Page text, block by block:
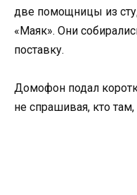
две помощницы из
«Маяк». Они
поставку.
Домофон подал
не спрашивая, кто